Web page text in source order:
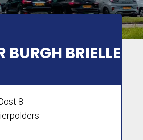
BURGH BRIELLE
8